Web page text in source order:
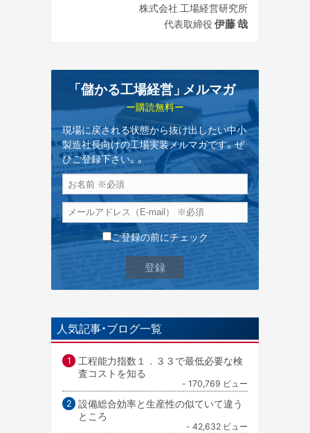
株式会社 工場経営研究所
代表取締役 伊藤 哉
「儲かる工場経営」 メルマガ
ー購読無料ー
現場に戻される状態から抜け出したい中小
製造社長向けの工場実装メルマガです。ぜ
ひご登録下さい。。
ご登録の前にチェック
人気記事・ブログ一覧
工程能力指数１．３３で最低必要な検
査コストを知る
- 170,769 ビュー
設備総合効率と生産性の似ていて違う
ところ
- 42,632 ビュー